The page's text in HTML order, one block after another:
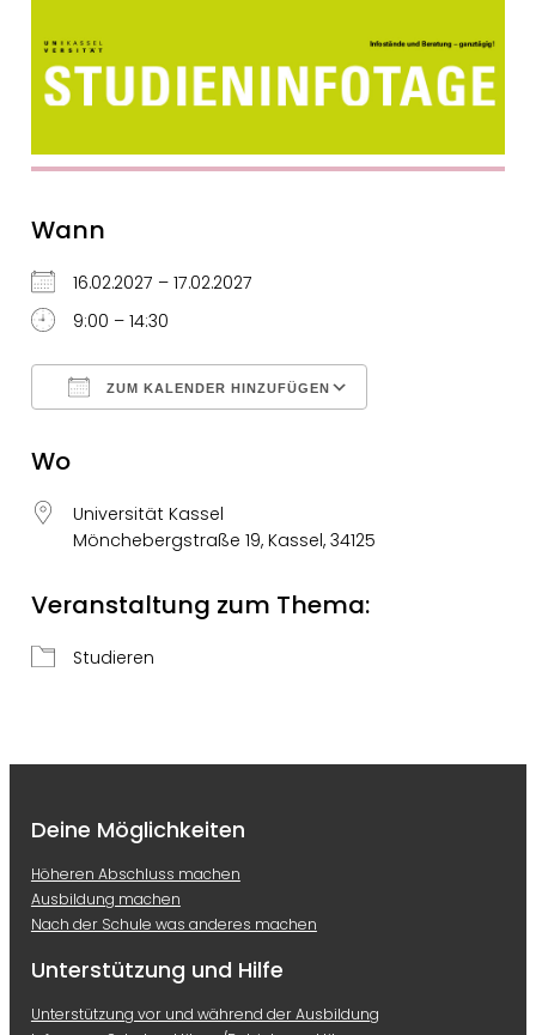
Wann
16.02.2027 – 17.02.2027
9:00 – 14:30
ZUM KALENDER HINZUFÜGEN
Wo
Universität Kassel
Mönchebergstraße 19, Kassel, 34125
Veranstaltung zum Thema:
Studieren
Deine Möglichkeiten
Höheren Abschluss machen
Ausbildung machen
Nach der Schule was anderes machen
Unterstützung und Hilfe
Unterstützung vor und während der Ausbildung